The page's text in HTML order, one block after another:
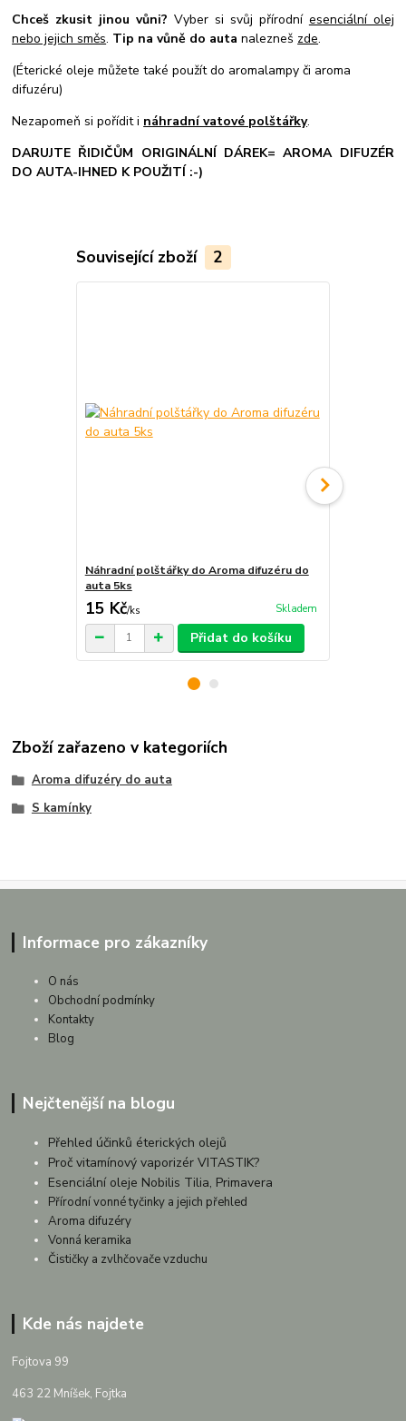
Chceš zkusit jinou vůni? Vyber si svůj přírodní esenciální olej
nebo jejich směs. Tip na vůně do autanalezneš zde.
(Éterické oleje můžete také použít do aromalampy či aroma
difuzéru)
Nezapomeň si pořídit i náhradní vatové polštářky.
DARUJTE ŘIDIČŮM ORIGINÁLNÍ DÁREK= AROMA DIFUZÉR
DO AUTA-IHNED K POUŽITÍ :-)
Související zboží 2
Náhradní polštářky do Aroma difuzéru do
auta 5ks
15 Kč/ks Skladem
Přidat do košíku
Zboží zařazeno v kategoriích
Aroma difuzéry do auta
S kamínky
Informace pro zákazníky
O nás
Obchodní podmínky
Kontakty
Blog
Nejčtenější na blogu
Přehled účinků éterických olejů
Proč vitamínový vaporizér VITASTIK?
Esenciální oleje Nobilis Tilia, Primavera
Přírodní vonné tyčinky a jejich přehled
Aroma difuzéry
Vonná keramika
Čističky a zvlhčovače vzduchu
Kde nás najdete
Fojtova 99
463 22 Mníšek, Fojtka